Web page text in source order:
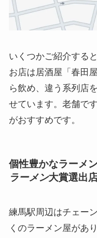
いくつかご紹介する
お店は居酒屋「春田
ら飲め、違う系列店
せています。老舗で
がおすすめです。
個性豊かなラーメ
ラーメン大賞選出
練馬駅周辺はチェー
くのラーメン屋があ